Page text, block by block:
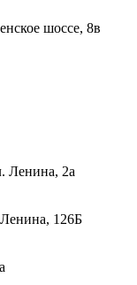
шоссе, 8в
Ленина, 2а
126Б